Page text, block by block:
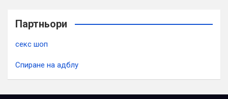
Партньори
секс шоп
Спиране на адблу